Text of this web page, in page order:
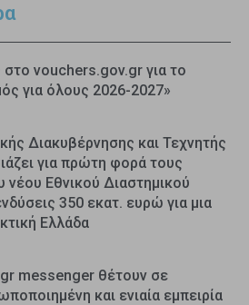
στο vouchers.gov.gr για το
για όλους 2026-2027»
Διακυβέρνησης και Τεχνητής
για πρώτη φορά τους
νέου Εθνικού Διαστημικού
350 εκατ. ευρώ για μια
Ελλάδα
messenger θέτουν σε
και ενιαία εμπειρία